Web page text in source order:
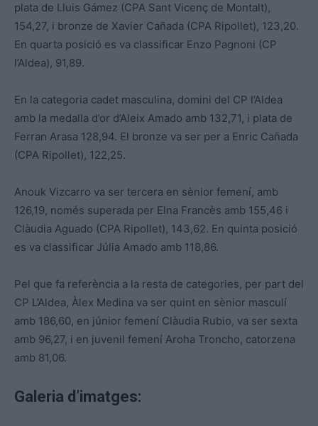
plata de Lluis Gámez (CPA Sant Vicenç de Montalt),
154,27, i bronze de Xavier Cañada (CPA Ripollet), 123,20.
En quarta posició es va classificar Enzo Pagnoni (CP
l’Aldea), 91,89.
En la categoria cadet masculina, domini del CP l’Aldea
amb la medalla d’or d’Aleix Amado amb 132,71, i plata de
Ferran Arasa 128,94. El bronze va ser per a Enric Cañada
(CPA Ripollet), 122,25.
Anouk Vizcarro va ser tercera en sènior femení, amb
126,19, només superada per Elna Francès amb 155,46 i
Clàudia Aguado (CPA Ripollet), 143,62. En quinta posició
es va classificar Júlia Amado amb 118,86.
Pel que fa referència a la resta de categories, per part del
CP L’Aldea, Àlex Medina va ser quint en sènior masculí
amb 186,60, en júnior femení Clàudia Rubio, va ser sexta
amb 96,27, i en juvenil femení Aroha Troncho, catorzena
amb 81,06.
Galeria d’imatges: